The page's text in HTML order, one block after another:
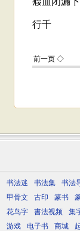
书法迷 书法集 书法
甲骨文
古印 篆书
花鸟字
書法视频 集
游戏
电子书 商城